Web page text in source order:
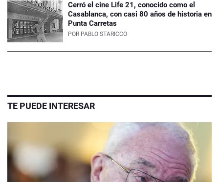
Cerró el cine Life 21, conocido como el
Casablanca, con casi 80 años de historia en
Punta Carretas
POR PABLO STARICCO
TE PUEDE INTERESAR